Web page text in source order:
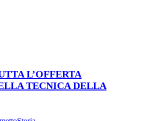
L’OFFERTA
TECNICA DELLA